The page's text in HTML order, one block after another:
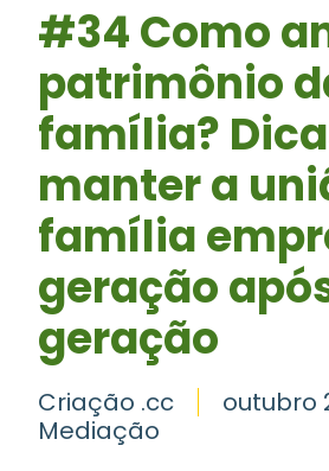
#34 Como
patrimônio
família?
manter a
família
geração
geração
Criação .cc
outubro
Mediação